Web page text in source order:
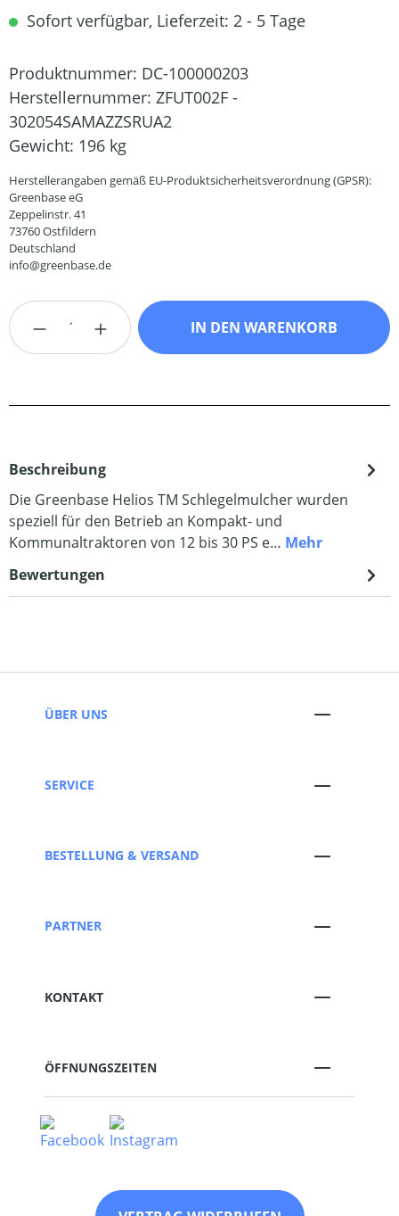
Sofort verfügbar, Lieferzeit: 2 - 5 Tage
Produktnummer: DC-100000203
Herstellernummer: ZFUT002F -
302054SAMAZZSRUA2
Gewicht: 196 kg
Herstellerangaben gemäß EU-Produktsicherheitsverordnung (GPSR):
Greenbase eG
Zeppelinstr. 41
73760 Ostfildern
Deutschland
info@greenbase.de
Produkt Anzahl: Gib den gewünschten
IN DEN WARENKORB
Beschreibung
Die Greenbase Helios TM Schlegelmulcher wurden
speziell für den Betrieb an Kompakt- und
Kommunaltraktoren von 12 bis 30 PS e… Mehr
Bewertungen
ÜBER UNS
SERVICE
BESTELLUNG & VERSAND
PARTNER
KONTAKT
ÖFFNUNGSZEITEN